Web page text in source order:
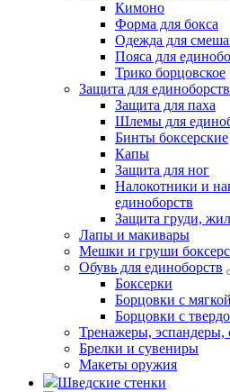
Кимоно
Форма для бокса
Одежда для
Пояса для
Трико борцовское
Защита для единоборств
Защита для паха
Шлемы для
Бинты боксерские
Капы
Защита для ног
Налокотники и
единоборств
Защита груди,
Лапы и макивары
Мешки и груши
Обувь для единоборств
Боксерки
Борцовки с
Борцовки с
Тренажеры, эспандеры,
Брелки и сувениры
Макеты оружия
Шведские стенки